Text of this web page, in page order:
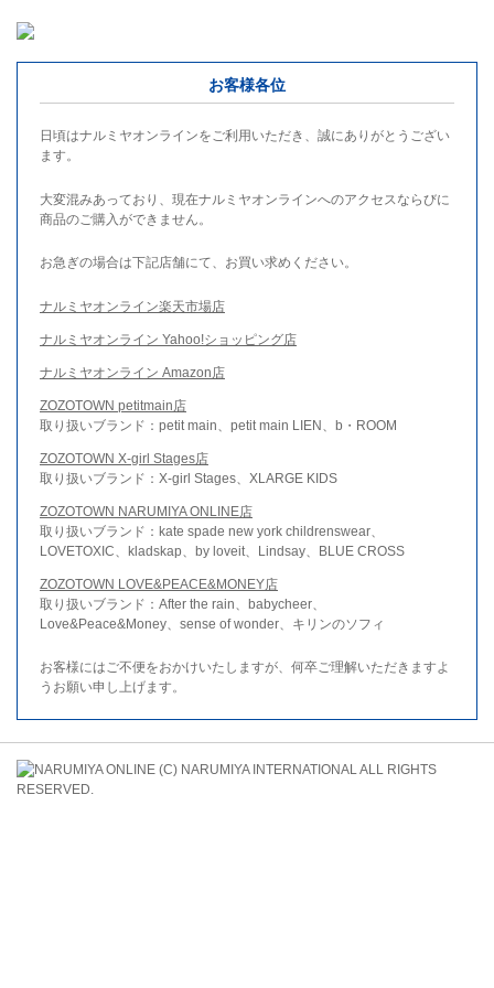
お客様各位
日頃はナルミヤオンラインをご利用いただき、誠にありがとうござい
ます。
大変混みあっており、現在ナルミヤオンラインへのアクセスならびに
商品のご購入ができません。
お急ぎの場合は下記店舗にて、お買い求めください。
ナルミヤオンライン楽天市場店
ナルミヤオンライン Yahoo!ショッピング店
ナルミヤオンライン Amazon店
ZOZOTOWN petitmain店
取り扱いブランド：petit main、petit main LIEN、b・ROOM
ZOZOTOWN X-girl Stages店
取り扱いブランド：X-girl Stages、XLARGE KIDS
ZOZOTOWN NARUMIYA ONLINE店
取り扱いブランド：kate spade new york childrenswear、
LOVETOXIC、kladskap、by loveit、Lindsay、BLUE CROSS
ZOZOTOWN LOVE&PEACE&MONEY店
取り扱いブランド：After the rain、babycheer、
Love&Peace&Money、sense of wonder、キリンのソフィ
お客様にはご不便をおかけいたしますが、何卒ご理解いただきますよ
うお願い申し上げます。